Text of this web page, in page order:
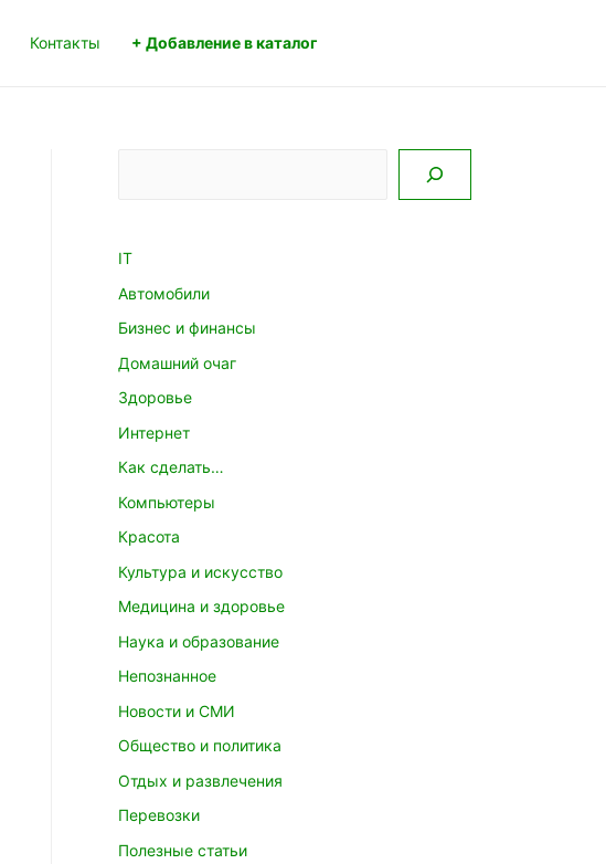
Контакты + Добавление в каталог
IT
Автомобили
Бизнес и финансы
Домашний очаг
Здоровье
Интернет
Как сделать…
Компьютеры
Красота
Культура и искусство
Медицина и здоровье
Наука и образование
Непознанное
Новости и СМИ
Общество и политика
Отдых и развлечения
Перевозки
Полезные статьи